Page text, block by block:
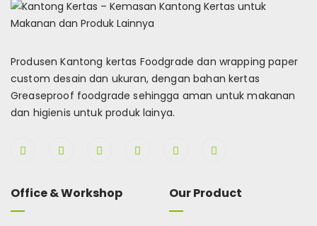
Produsen Kantong kertas Foodgrade dan wrapping paper
custom desain dan ukuran, dengan bahan kertas
Greaseproof foodgrade sehingga aman untuk makanan
dan higienis untuk produk lainya.
Office & Workshop Our Product